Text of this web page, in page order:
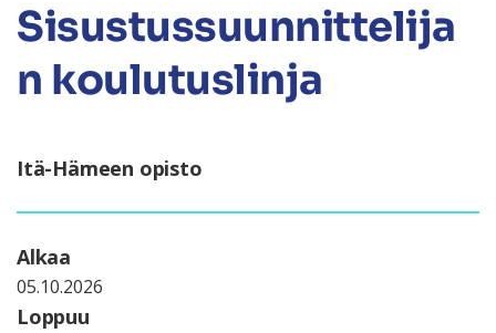
Sisustussuunnittelija
n koulutuslinja
Itä-Hämeen opisto
Alkaa
05.10.2026
Loppuu